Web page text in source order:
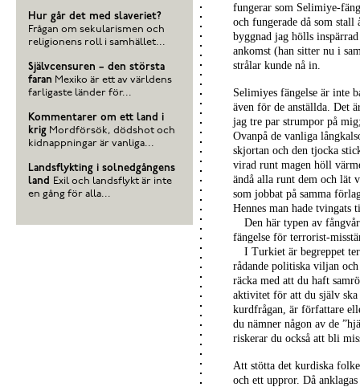
fungerar som Selimiye-
och fungerade då som stall
byggnad jag hölls
ankomst (han sitter nu i
strålar kunde nå in.
Selimiyes fängelse är inte
även för de anställda. Det
jag tre par strumpor på
Ovanpå de vanliga
skjortan och den tjocka
virad runt magen höll
ändå alla runt dem och lät
som jobbat på samma
Hennes man hade tvingats
Den här typen av
fängelse för terrorist-
I Turkiet är begreppet
rådande politiska viljan
räcka med att du haft
aktivitet för att du själv
kurdfrågan, är författare
du nämner någon av de
riskerar du också att bli
Att stötta det kurdiska
och ett uppror. Då
Hur går det med slaveriet?
Frågan om sekularismen och
religionens roll i samhället...
Självcensuren – den största
faran Mexiko är ett av världens
farligaste länder för...
Kommentarer om ett land i
krig Mordförsök, dödshot och
kidnappningar är vanliga...
Landsflykting i solnedgångens
land
Exil och landsflykt är inte
en gång för alla...